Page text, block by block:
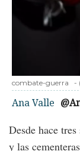
combate-guerra -
Ana Valle
Desde hace
y las